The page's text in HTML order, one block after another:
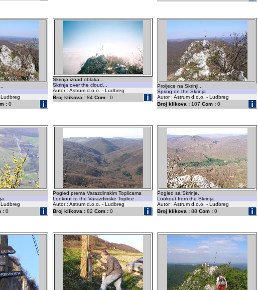
: 0
Skrinja iznad oblaka...
Skrinja over the cloud...
Autor : Astrum d.o.o. - Ludbreg
Broj klikova : 84 Com : 0
Proljece na Skrinji...
Spring on the Skrinja
Autor : Astrum d.o.o. - Ludbreg
Broj klikova : 107 Com : 0
: 0
Pogled prema Varazdinskim Toplicama
Lookout to the Varazdinske Toplice
Autor : Astrum d.o.o. - Ludbreg
Broj klikova : 82 Com : 0
Pogled sa Skrinje.
Lookout from the Skrinja.
Autor : Astrum d.o.o. - Ludbreg
Broj klikova : 88 Com : 0